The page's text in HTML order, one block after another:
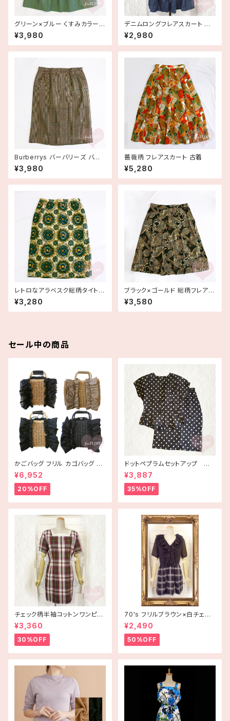
グリーン×ブルー くすみカラース
トライプ フレアスカート 古着
¥3,980
デニムロングフレアスカート 古
着
¥2,980
Burberrys バーバリーズ バー
バリーチェック柄タイトスカート
古着
¥3,980
薔薇柄 フレアスカート 古着
¥5,280
レトロなアラベスク総柄タイトス
カート 古着
¥3,280
ブラック×ゴールド 総柄フレアス
カート 古着
¥3,580
セール中の商品
かごバッグ フリル カゴバッグ ba
g 手編み ハンドメイド
¥6,952
20%OFF
ドットペプラムセットアップ 古
着
¥3,887
35%OFF
チェック柄半袖コットンワンピー
ス 古着
¥3,360
30%OFF
70's フリルブラウン×白チェッ
ク半袖ワンピース【アメリカ古
着】
¥2,490
50%OFF